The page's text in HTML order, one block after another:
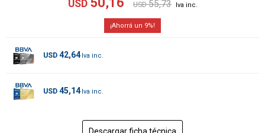
USD USD 55,73
9
USD 42,64
USD 45,14